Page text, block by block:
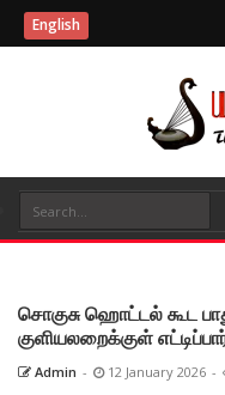
English
சொகுசு ஹொட்டல் கூட
குளியலறைக்குள்
Admin - 12 January 2026 -